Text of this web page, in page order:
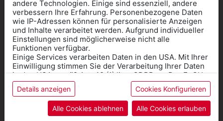
DAS KÖNNTE IHNEN
AUCH GEFALLEN
andere Technologien. Einige sind essenziell, andere
verbessern Ihre Erfahrung. Personenbezogene Daten
wie IP-Adressen können für personalisierte Anzeigen
und Inhalte verarbeitet werden. Aufgrund individueller
Einstellungen sind möglicherweise nicht alle
Funktionen verfügbar.
Einige Services verarbeiten Daten in den USA. Mit Ihrer
Einwilligung stimmen Sie der Verarbeitung Ihrer Daten
in den USA gemäß Art. 49 (1) lit. a GDPR zu. Der EuGH
stuft die USA als Land mit unzureichendem Datenschutz
ein, und es besteht das Risiko, dass US-Behörden
Daten ohne Klagemöglichkeit für Europäer überwachen.
Details anzeigen Cookies Konfigurieren
Alle Cookies ablehnen Alle Cookies erlauben
Informationen wenn Sie
Kleidung
für die SCHULE
benötigen
Online Shop: Klick auf SCHULE in der
Kategorie und die richtige Schule auswählen.
AnprobeVorort im Geschäft: Termin buchen